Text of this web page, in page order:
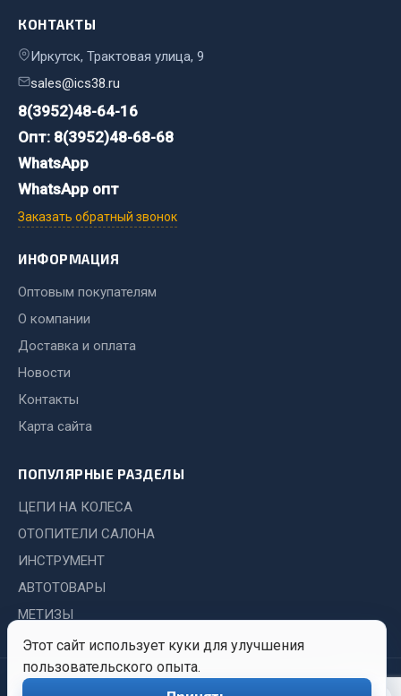
Кольца уплотнительные
Лента конвейерная
Манжеты
Паронит
Патрубки
Рукава высокого давления
Показать ещё
Автомобильная электрика
Блоки реле и предохранителей
Выключатели и переключатели клавишные
Выключатели кнопочные
Выключатель массы
Изолента
Показать ещё
Весь раздел
Этот сайт использует куки для улучшения
пользовательского опыта.
КОНТАКТЫ
Иркутск, Трактовая улица, 9
sales@ics38.ru
8(3952)48-64-16
Опт: 8(3952)48-68-68
WhatsApp
WhatsApp опт
Заказать обратный звонок
ИНФОРМАЦИЯ
Оптовым покупателям
О компании
Доставка и оплата
Новости
Контакты
Карта сайта
ПОПУЛЯРНЫЕ РАЗДЕЛЫ
ЦЕПИ НА КОЛЕСА
ОТОПИТЕЛИ САЛОНА
ИНСТРУМЕНТ
АВТОТОВАРЫ
МЕТИЗЫ
© 2026 Иркутский Центр Политика
Обработка